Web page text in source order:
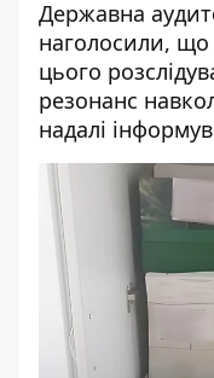
Державна
наголосили, що
цього
резонанс
надалі